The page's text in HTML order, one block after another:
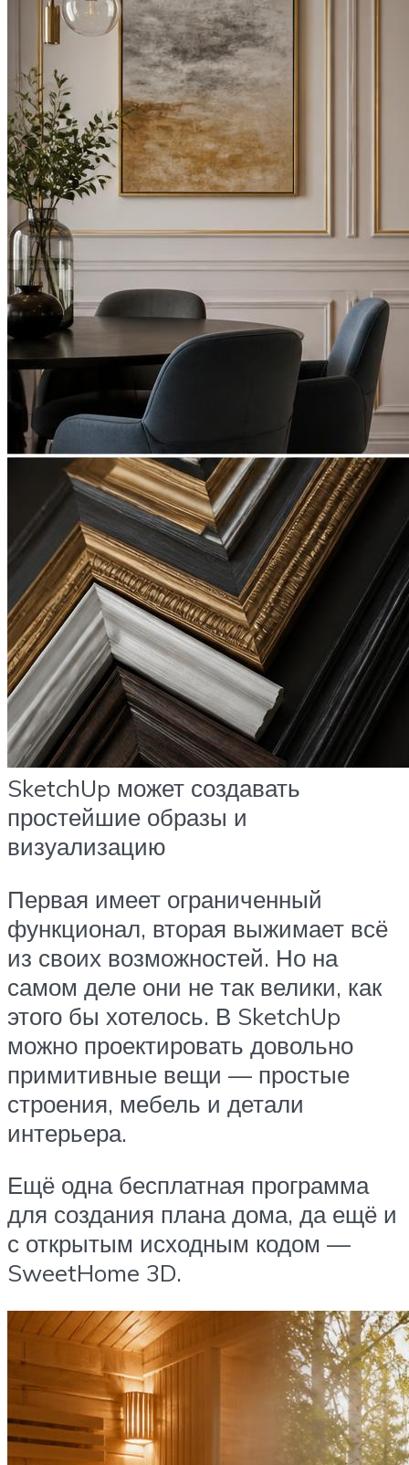
SketchUp может создавать
простейшие образы и
визуализацию
Первая имеет ограниченный
функционал, вторая выжимает всё
из своих возможностей. Но на
самом деле они не так велики, как
этого бы хотелось. В SketchUp
можно проектировать довольно
примитивные вещи — простые
строения, мебель и детали
интерьера.
Ещё одна бесплатная программа
для создания плана дома, да ещё и
с открытым исходным кодом —
SweetHome 3D.